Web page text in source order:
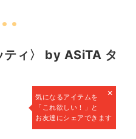
ィ〉 by ASiTA タ
×
気になるアイテムを
「これ欲しい！」と
お友達にシェアできます